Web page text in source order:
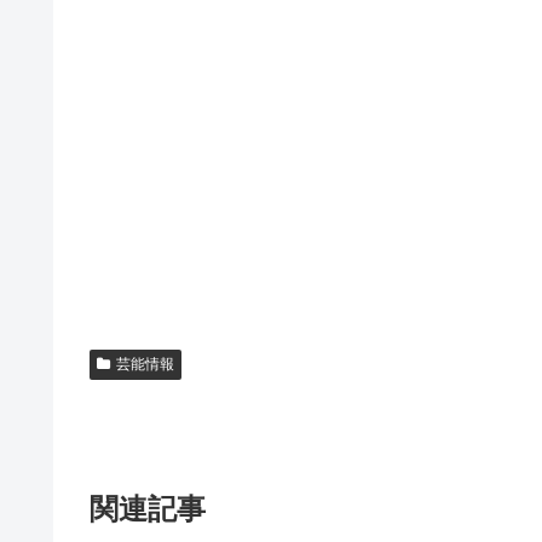
芸能情報
関連記事